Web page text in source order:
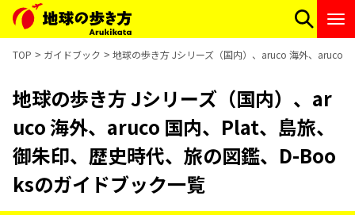
TOP ガイドブック 地球の歩き方 Jシリーズ（国内）、aruco 海外、aruco
地球の歩き方 Jシリーズ（国内）、ar
uco 海外、aruco 国内、Plat、島旅、
御朱印、歴史時代、旅の図鑑、D-Boo
ksのガイドブック一覧